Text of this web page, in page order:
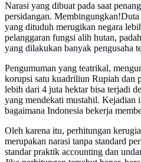
Narasi yang dibuat pada saat
persidangan.
yang dituduh merugikan negara
pelanggaran fungsi alih hutan,
yang dilakukan banyak pengusaha
Pengumuman yang teatrikal,
korupsi satu kuadriliun Rupiah dan
lebih dari 4 juta hektar bisa terjadi
yang mendekati mustahil. Kejadian
bagaimana Indonesia bekerja
Oleh karena itu, perhitungan
merupakan narasi tanpa standard
standar praktik accounting dan